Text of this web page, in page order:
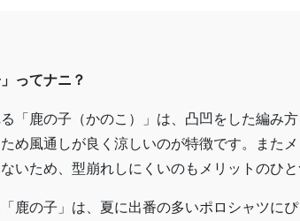
ってナニ？
「鹿の子（かのこ）」は、凸凹をした編み
め風通しが良く涼しいのが特徴です。また
いため、型崩れしにくいのもメリットのひと
鹿の子」は、夏に出番の多いポロシャツに